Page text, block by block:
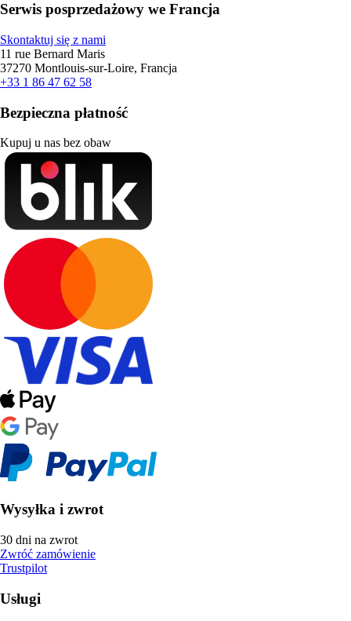
Serwis posprzedażowy we Francja
Skontaktuj się z nami
11 rue Bernard Maris
37270 Montlouis-sur-Loire, Francja
+33 1 86 47 62 58
Bezpieczna płatność
Kupuj u nas bez obaw
Wysyłka i zwrot
30 dni na zwrot
Zwróć zamówienie
Trustpilot
Usługi